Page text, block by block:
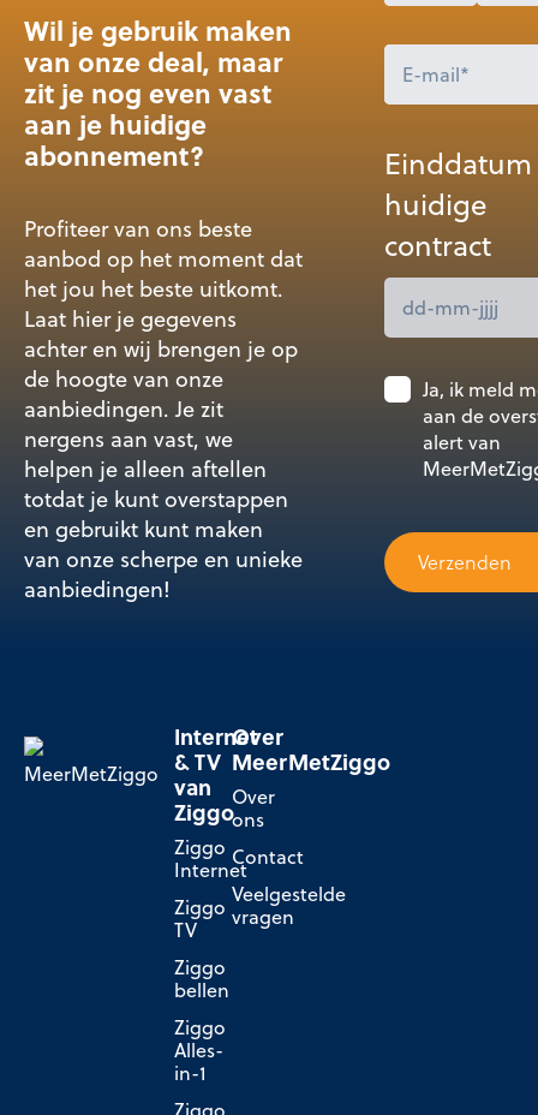
Wil je gebruik maken
van onze deal, maar
zit je nog even vast
aan je huidige
abonnement?
Profiteer van ons beste
aanbod op het moment dat
het jou het beste uitkomt.
Laat hier je gegevens
achter en wij brengen je op
de hoogte van onze
aanbiedingen. Je zit
nergens aan vast, we
helpen je alleen aftellen
totdat je kunt overstappen
en gebruikt kunt maken
van onze scherpe en unieke
aanbiedingen!
Einddatum
huidige
contract
Ja, ik meld
aan de
alert van
Verzenden
Internet
& TV
van
Ziggo
Ziggo
Internet
Ziggo
TV
Ziggo
bellen
Ziggo
Alles-
in-1
Over
MeerMetZiggo
Over
ons
Contact
Veelgestelde
vragen